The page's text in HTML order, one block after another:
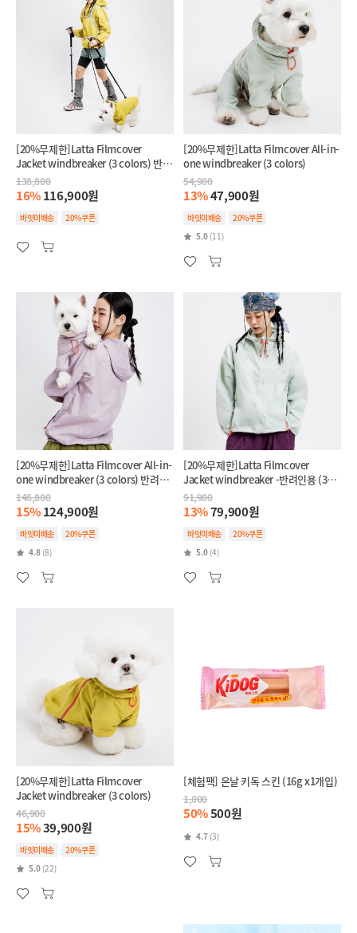
[20%무제한]Latta Filmcover
Jacket windbreaker (3 colors) 반려
견+반려인 SET
138,800
16%116,900원
바잇미배송 20%쿠폰
[20%무제한]Latta Filmcover All-in-
one windbreaker (3 colors)
54,900
13%47,900원
바잇미배송
20%쿠폰
5.0 (11)
[20%무제한]Latta Filmcover All-in-
one windbreaker (3 colors) 반려견
+반려인 SET
146,800
15%124,900원
바잇미배송
20%쿠폰
4.8 (8)
[20%무제한]Latta Filmcover
Jacket windbreaker -반려인용 (3
colors)
91,900
13%79,900원
바잇미배송
20%쿠폰
5.0 (4)
[20%무제한]Latta Filmcover
Jacket windbreaker (3 colors)
46,900
15%39,900원
바잇미배송
20%쿠폰
5.0 (22)
[체험팩] 온날 키독 스킨 (16g x1개입)
1,000
50%500원
4.7 (3)